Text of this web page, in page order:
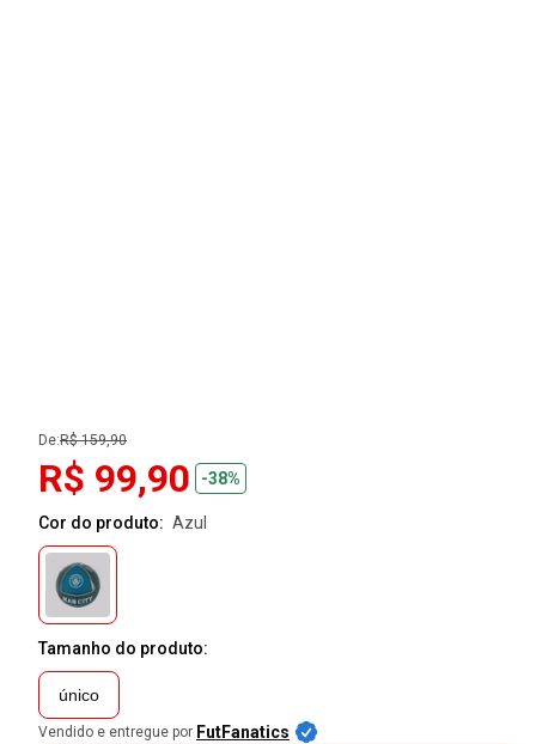
De:R$ 159,90
R$ 99,90 -38%
Cor do produto: azul
Tamanho do produto:
único
Vendido e entregue por FutFanatics